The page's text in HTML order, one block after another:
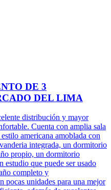
DE 3
DEL LIMA
distribución y mayor
Cuenta con amplia sala
americana amoblada con
integrada, un dormitorio
propio, un dormitorio
estudio que puede ser usado
completo y
pocas unidades para una mejor